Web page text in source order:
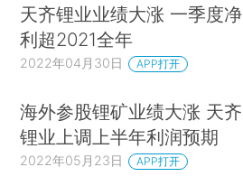
天齐锂业业绩大涨 一季度净
利超2021全年
2022年04月30日 APP打开
海外参股锂矿业绩大涨 天齐
锂业上调上半年利润预期
2022年05月23日 APP打开